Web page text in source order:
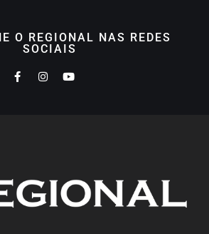
O REGIONAL NAS REDES
SOCIAIS